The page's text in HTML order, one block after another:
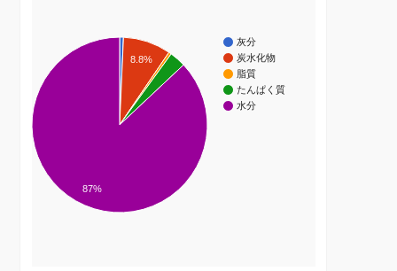
灰分
炭水化物
脂質
たんぱく質
水分
8.8%
87%